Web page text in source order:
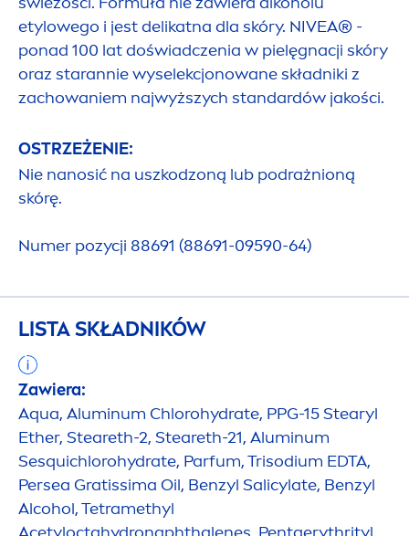
etylowego i jest delikatna dla skóry. NIVEA® -
ponad 100 lat doświadczenia w pielęgnacji skóry
oraz starannie wyselekcjonowane składniki z
zachowaniem najwyższych standardów jakości.
OSTRZEŻENIE:
Nie nanosić na uszkodzoną lub podrażnioną
skórę.
Numer pozycji 88691 (88691-09590-64)
LISTA SKŁADNIKÓW
Zawiera:
Aqua, Aluminum Chlorohydrate, PPG-15 Stearyl
Ether, Steareth-2, Steareth-21, Aluminum
Sesquichlorohydrate, Parfum, Trisodium EDTA,
Persea Gratissima Oil, Benzyl Salicylate, Benzyl
Alcohol, Tetramethyl